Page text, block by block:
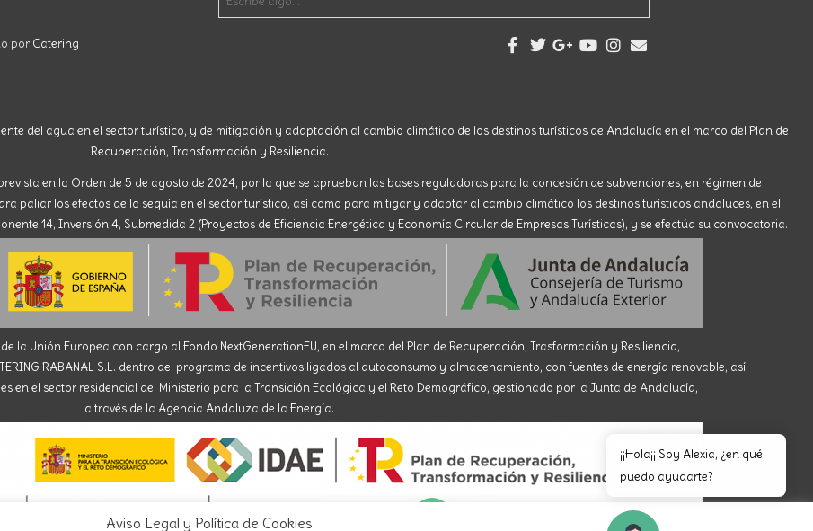
por Catering
del agua en el sector turístico, y de mitigación y adaptación al cambio climático de los destinos turísticos de Andalucía en el marco del Plan de
Recuperación, Transformación y Resiliencia.
en la Orden de 5 de agosto de 2024, por la que se aprueban las bases reguladoras para la concesión de subvenciones, en régimen de
paliar los efectos de la sequía en el sector turístico, así como para mitigar y adaptar al cambio climático los destinos turísticos andaluces, en el
14, Inversión 4, Submedida 2 (Proyectos de Eficiencia Energética y Economía Circular de Empresas Turísticas), y se efectúa su convocatoria.
la Unión Europea con cargo al Fondo NextGenerationEU, en el marco del Plan de Recuperación, Trasformación y Resiliencia,
RABANAL S.L. dentro del programa de incentivos ligados al autoconsumo y almacenamiento, con fuentes de energía renovable, así
en el sector residencial del Ministerio para la Transición Ecológica y el Reto Demográfico, gestionado por la Junta de Andalucía,
a través de la Agencia Andaluza de la Energía.
Aviso Legal y Política de Cookies
¡¡Hola¡¡ Soy Alexia, ¿en qué
puedo ayudarte?